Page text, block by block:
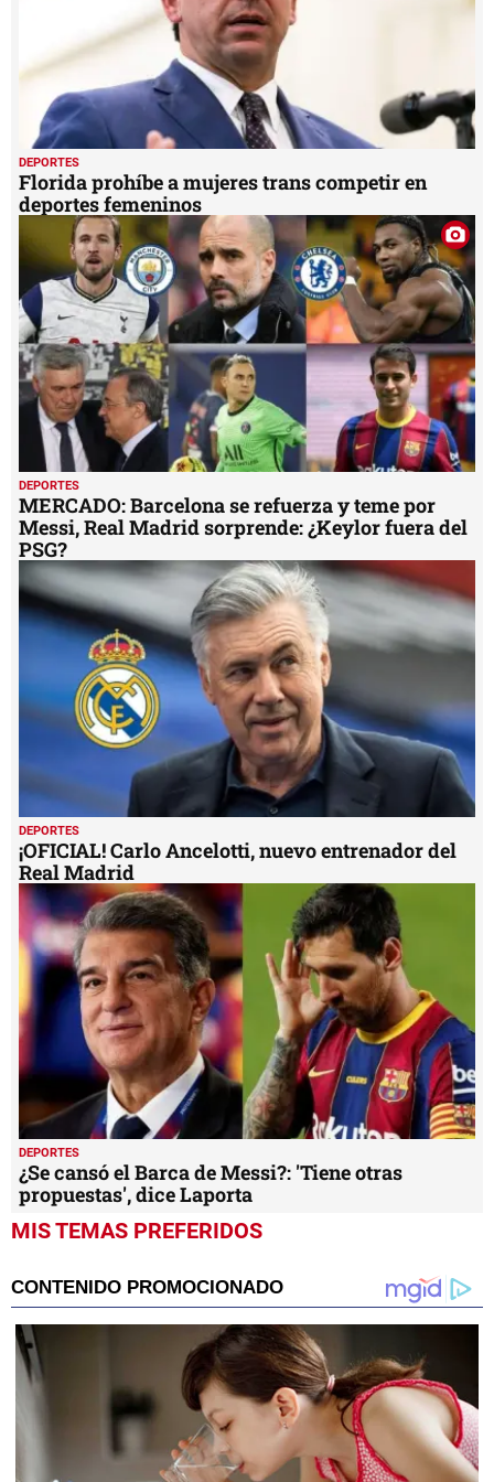
DEPORTES
Florida prohíbe a mujeres trans competir en
deportes femeninos
DEPORTES
MERCADO: Barcelona se refuerza y teme por
Messi, Real Madrid sorprende: ¿Keylor fuera del
PSG?
DEPORTES
¡OFICIAL! Carlo Ancelotti, nuevo entrenador del
Real Madrid
DEPORTES
¿Se cansó el Barca de Messi?: 'Tiene otras
propuestas', dice Laporta
MIS TEMAS PREFERIDOS